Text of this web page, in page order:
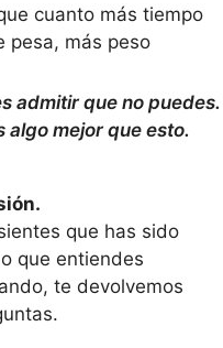
cuanto más tiempo
pesa, más peso
admitir que no puedes.
algo mejor que esto.
que has sido
que entiendes
te devolvemos